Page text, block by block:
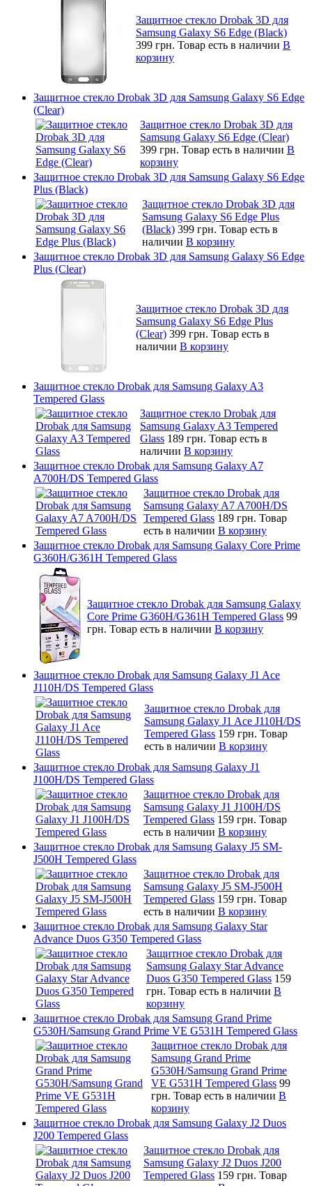
Защитное стекло Drobak 3D для
Samsung Galaxy S6 Edge (Black)
399 грн. Товар есть в наличии В
корзину
Защитное стекло Drobak 3D для Samsung Galaxy S6 Edge
(Clear)
Защитное стекло Drobak 3D для
Samsung Galaxy S6 Edge (Clear)
399 грн. Товар есть в наличии В
корзину
Защитное стекло Drobak 3D для Samsung Galaxy S6 Edge
Plus (Black)
Защитное стекло Drobak 3D для
Samsung Galaxy S6 Edge Plus
(Black) 399 грн. Товар есть в
наличии В корзину
Защитное стекло Drobak 3D для Samsung Galaxy S6 Edge
Plus (Clear)
Защитное стекло Drobak 3D для
Samsung Galaxy S6 Edge Plus
(Clear) 399 грн. Товар есть в
наличии В корзину
Защитное стекло Drobak для Samsung Galaxy A3
Tempered Glass
Защитное стекло Drobak для
Samsung Galaxy A3 Tempered
Glass 189 грн. Товар есть в
наличии В корзину
Защитное стекло Drobak для Samsung Galaxy A7
A700H/DS Tempered Glass
Защитное стекло Drobak для
Samsung Galaxy A7 A700H/DS
Tempered Glass 189 грн. Товар
есть в наличии В корзину
Защитное стекло Drobak для Samsung Galaxy Core Prime
G360H/G361H Tempered Glass
Защитное стекло Drobak для Samsung Galaxy
Core Prime G360H/G361H Tempered Glass 99
грн. Товар есть в наличии В корзину
Защитное стекло Drobak для Samsung Galaxy J1 Ace
J110H/DS Tempered Glass
Защитное стекло Drobak для
Samsung Galaxy J1 Ace J110H/DS
Tempered Glass 159 грн. Товар
есть в наличии В корзину
Защитное стекло Drobak для Samsung Galaxy J1
J100H/DS Tempered Glass
Защитное стекло Drobak для
Samsung Galaxy J1 J100H/DS
Tempered Glass 159 грн. Товар
есть в наличии В корзину
Защитное стекло Drobak для Samsung Galaxy J5 SM-
J500H Tempered Glass
Защитное стекло Drobak для
Samsung Galaxy J5 SM-J500H
Tempered Glass 159 грн. Товар
есть в наличии В корзину
Защитное стекло Drobak для Samsung Galaxy Star
Advance Duos G350 Tempered Glass
Защитное стекло Drobak для
Samsung Galaxy Star Advance
Duos G350 Tempered Glass 159
грн. Товар есть в наличии В
корзину
Защитное стекло Drobak для Samsung Grand Prime
G530H/Samsung Grand Prime VE G531H Tempered Glass
Защитное стекло Drobak для
Samsung Grand Prime
G530H/Samsung Grand Prime
VE G531H Tempered Glass 99
грн. Товар есть в наличии В
корзину
Защитное стекло Drobak для Samsung Galaxy J2 Duos
J200 Tempered Glass
Защитное стекло Drobak для
Samsung Galaxy J2 Duos J200
Tempered Glass 159 грн. Товар